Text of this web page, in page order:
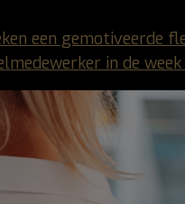
een gemotiveerde
in de week